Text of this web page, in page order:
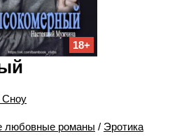
18+
Сноу
любовные романы / Эротика